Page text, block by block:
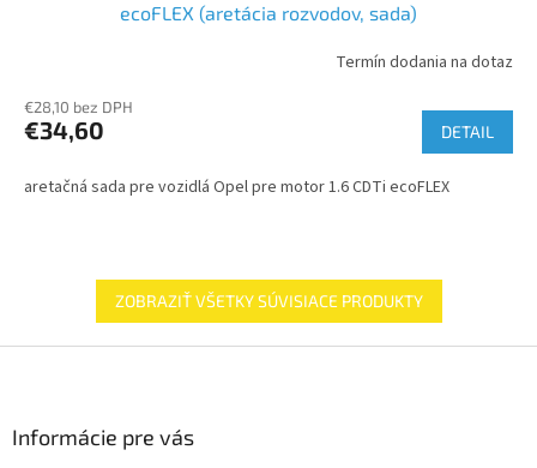
ecoFLEX (aretácia rozvodov, sada)
Termín dodania na dotaz
€28,10 bez DPH
€34,60 DETAIL
aretačná sada pre vozidlá Opel pre motor 1.6 CDTi ecoFLEX
ZOBRAZIŤ VŠETKY SÚVISIACE PRODUKTY
Informácie pre vás